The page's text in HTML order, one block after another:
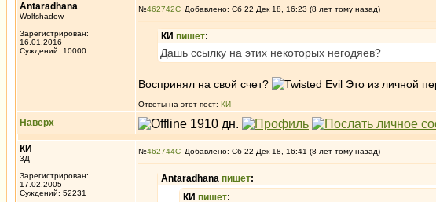
Antaradhana
Wolfshadow
Зарегистрирован:
16.01.2016
Суждений: 10000
№462742 Добавлено: Сб 22 Дек 18, 16:23 (8 лет тому назад)
КИ пишет:
Дашь ссылку на этих некоторых негодяев?
Воспринял на свой счет? Это из личной
Ответы на этот пост: КИ
Наверх
КИ
3Д
Зарегистрирован:
17.02.2005
Суждений: 52231
№462744 Добавлено: Сб 22 Дек 18, 16:41 (8 лет тому назад)
Antaradhana пишет:
КИ пишет: